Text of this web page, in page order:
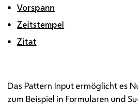
Vorspann
Zeitstempel
Zitat
Das Pattern Input ermöglicht es
zum Beispiel in Formularen und